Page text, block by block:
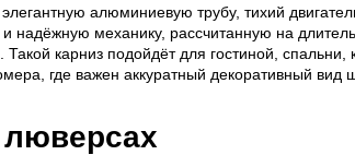
элегантную алюминиевую трубу, тихий
надёжную механику, рассчитанную на
карниз подойдёт для гостиной, спальни,
где важен аккуратный декоративный вид